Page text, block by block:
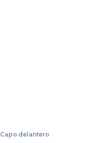
Capo delantero